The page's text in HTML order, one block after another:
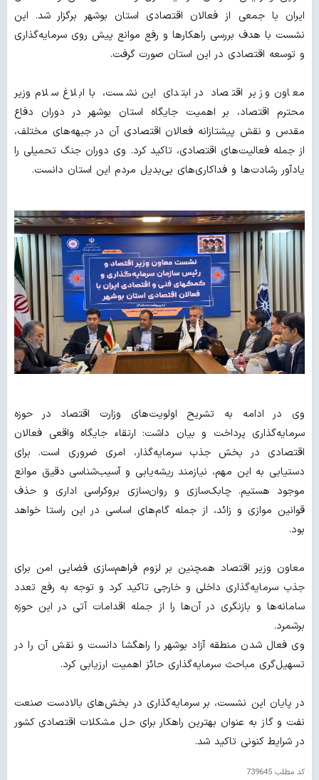
ایران با جمعی از فعالان اقتصادی استان بوشهر برگزار شد. این
نشست با هدف بررسی راهکارها و رفع موانع پیش روی سرمایه‌گذاری
و توسعه اقتصادی در این استان صورت گرفت.
معاون وزیر اقتصاد در ابتدای این نشست، با ابلاغ سلام وزیر
محترم اقتصاد، بر اهمیت جایگاه استان بوشهر در دوران دفاع
مقدس و نقش پیشتازانه فعالان اقتصادی آن در جبهه‌های مختلف،
از جمله فعالیت‌های اقتصادی، تاکید کرد. وی دوران جنگ تحمیلی را
یادآور رشادت‌ها و فداکاری‌های بی‌بدیل مردم این استان دانست.
وی در ادامه به تشریح اولویت‌های وزارت اقتصاد در حوزه
سرمایه‌گذاری پرداخت و بیان داشت: ارتقاء جایگاه واقعی فعالان
اقتصادی در بخش جذب سرمایه‌گذار، امری ضروری است. برای
دستیابی به این مهم، نیازمند ریشه‌یابی و آسیب‌شناسی دقیق موانع
موجود هستیم. چابک‌سازی و روان‌سازی بروکراسی اداری و حذف
قوانین موازی و زائد، از جمله گام‌های اساسی در این راستا خواهد
بود.
معاون وزیر اقتصاد همچنین بر لزوم فراهم‌سازی فضایی امن برای
جذب سرمایه‌گذاری داخلی و خارجی تاکید کرد و توجه به رفع تعدد
سامانه‌ها و بازنگری در آن‌ها را از جمله اقدامات آتی در این حوزه
برشمرد.
وی فعال شدن منطقه آزاد بوشهر را راهگشا دانست و نقش آن را در
تسهیل‌گری مباحث سرمایه‌گذاری حائز اهمیت ارزیابی کرد.
در پایان این نشست، بر سرمایه‌گذاری در بخش‌های بالادست صنعت
نفت و گاز به عنوان بهترین راهکار برای حل مشکلات اقتصادی کشور
در شرایط کنونی تاکید شد.
کد مطلب 739645